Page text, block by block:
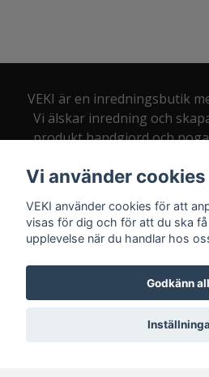
VEKI är en inredningsbutik
Vi älskar inredning och
produkt handgjord och
Vi använder cookies
VEKI använder cookies för att
visas för dig och för att du ska
upplevelse när du handlar hos
Godkänn